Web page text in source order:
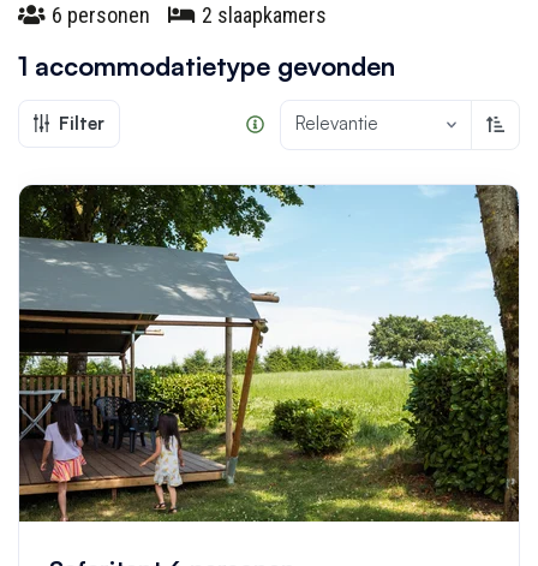
6 personen 2 slaapkamers